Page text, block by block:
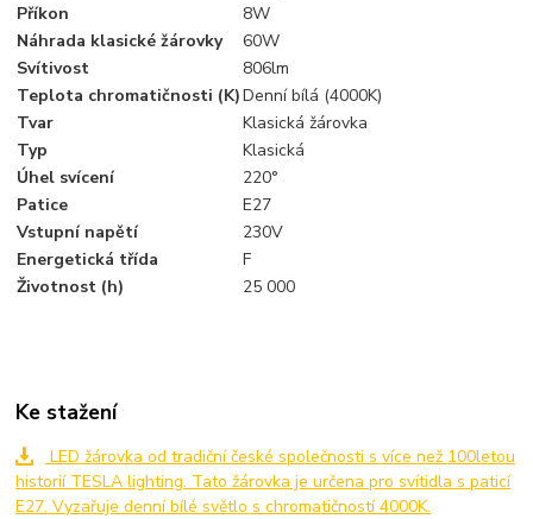
Příkon
8W
Náhrada klasické žárovky
60W
Svítivost
806lm
Teplota chromatičnosti (K)Denní bílá (4000K)
Tvar
Klasická žárovka
Typ
Klasická
Úhel svícení
220°
Patice
E27
Vstupní napětí
230V
Energetická třída
F
Životnost (h)
25 000
Ke stažení
LED žárovka od tradiční české společnosti s více než 100letou
historií TESLA lighting. Tato žárovka je určena pro svítidla s paticí
E27. Vyzařuje denní bílé světlo s chromatičností 4000K.